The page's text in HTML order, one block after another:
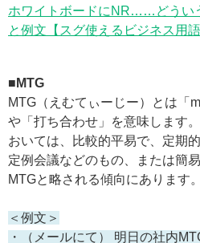
ホワイトボードにNR……どうい
と例文【スグ使えるビジネス用語
■MTG
MTG（えむてぃーじー）とは「
や「打ち合わせ」を意味します
おいては、比較的平易で、定期
定例会議などのもの、または簡
MTGと略される傾向にあります。
＜例文＞
・（メールにて） 明日の社内